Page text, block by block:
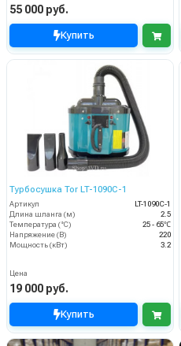
55 000 руб.
Купить
Турбосушка Tor LT-1090C-1
Артикул
LT-1090C-1
Длина шланга (м)
2.5
Температура (°C)
25 - 65℃
Напряжение (В)
220
Мощность (кВт)
3.2
Цена
19 000 руб.
Купить